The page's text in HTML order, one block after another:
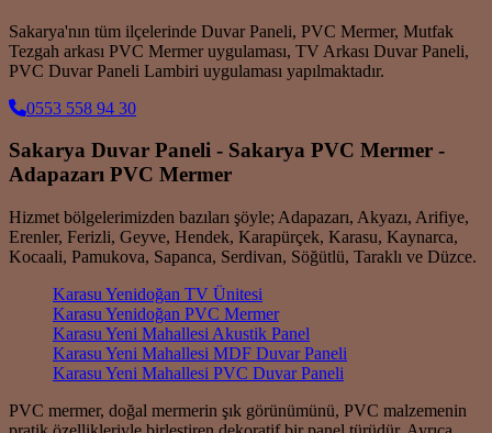
Sakarya'nın tüm ilçelerinde Duvar Paneli, PVC Mermer, Mutfak
Tezgah arkası PVC Mermer uygulaması, TV Arkası Duvar Paneli,
PVC Duvar Paneli Lambiri uygulaması yapılmaktadır.
0553 558 94 30
Sakarya Duvar Paneli - Sakarya PVC Mermer -
Adapazarı PVC Mermer
Hizmet bölgelerimizden bazıları şöyle; Adapazarı, Akyazı, Arifiye,
Erenler, Ferizli, Geyve, Hendek, Karapürçek, Karasu, Kaynarca,
Kocaali, Pamukova, Sapanca, Serdivan, Söğütlü, Taraklı ve Düzce.
Karasu Yenidoğan TV Ünitesi
Karasu Yenidoğan PVC Mermer
Karasu Yeni Mahallesi Akustik Panel
Karasu Yeni Mahallesi MDF Duvar Paneli
Karasu Yeni Mahallesi PVC Duvar Paneli
PVC mermer, doğal mermerin şık görünümünü, PVC malzemenin